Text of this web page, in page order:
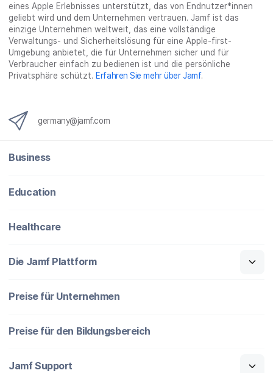
eines Apple Erlebnisses unterstützt, das von Endnutzer*innen
geliebt wird und dem Unternehmen vertrauen. Jamf ist das
einzige Unternehmen weltweit, das eine vollständige
Verwaltungs- und Sicherheitslösung für eine Apple-first-
Umgebung anbietet, die für Unternehmen sicher und für
Verbraucher einfach zu bedienen ist und die persönliche
Privatsphäre schützt. Erfahren Sie mehr über Jamf.
germany@jamf.com
Business
Education
Healthcare
Die Jamf Plattform
Preise für Unternehmen
Preise für den Bildungsbereich
Jamf Support